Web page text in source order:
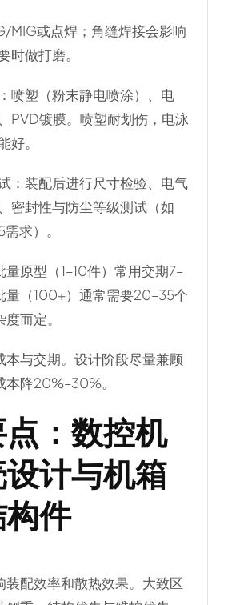
MIG或点焊；角缝焊接会影响
时做打磨。
：喷塑（粉末静电喷涂）、电
PVD镀膜。喷塑耐划伤，电泳
好。
：装配后进行尺寸检验、电气
密封性与防尘等级测试（如
求）。
原型（1–10件）常用交期7–
量（100+）通常需要20–35个
而定。
本与交期。设计阶段尽量兼顾
本降20%–30%。
：数控机
计与机箱
件
装配效率和散热效果。大致区